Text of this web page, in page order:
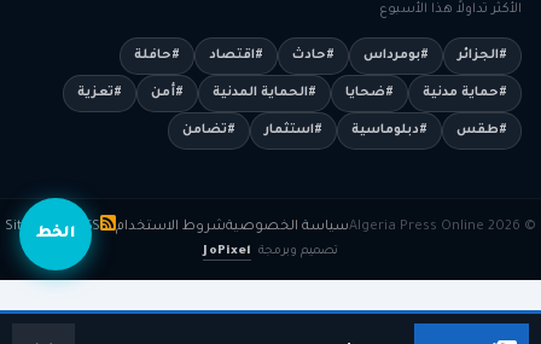
الخط
الأكثر تداولاً هذا الأسبوع
#الجزائر #بومرداس #حادث #اقتصاد #حافلة
#حماية مدنية #ضحايا #الحماية المدنية #أمن #تعزية
#طقس #دبلوماسية #استثمار #تضامن
© 2026 Algeria Press Online سياسة الخصوصيةشروط الاستخدام RSS
Sitemap
تصميم وبرمجة JoPixel